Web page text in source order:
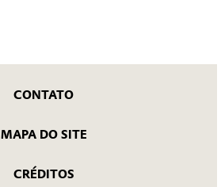
CONTATO
MAPA DO SITE
CRÉDITOS